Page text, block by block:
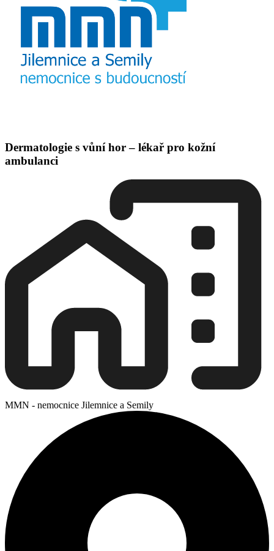
Dermatologie s vůní hor – lékař pro kožní
ambulanci
MMN - nemocnice Jilemnice a Semily